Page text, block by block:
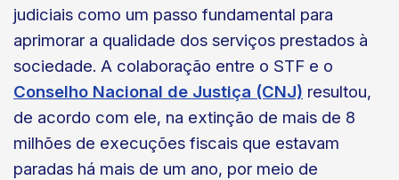
judiciais como um passo fundamental para
aprimorar a qualidade dos serviços prestados à
sociedade. A colaboração entre o STF e o
Conselho Nacional de Justiça (CNJ) resultou,
de acordo com ele, na extinção de mais de 8
milhões de execuções fiscais que estavam
paradas há mais de um ano, por meio de